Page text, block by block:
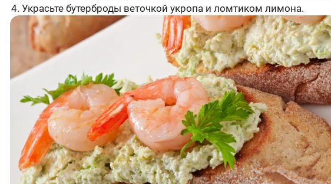
Украсьте бутерброды веточкой укропа и ломтиком лимона.